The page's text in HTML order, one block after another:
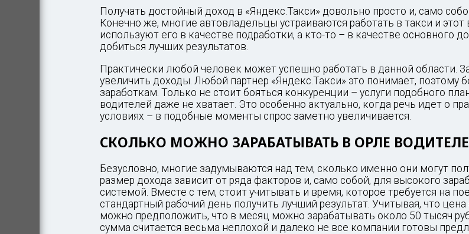
Получать достойный доход в «Яндекс.Такси» довольно просто и, само
Конечно же, многие автовладельцы устраиваются работать в такси и
используют его в качестве подработки, а кто-то – в качестве основного
добиться лучших результатов.
Практически любой человек может успешно работать в данной области.
увеличить доходы. Любой партнер «Яндекс.Такси» это понимает,
заработкам. Только не стоит бояться конкуренции – услуги подобного
водителей даже не хватает. Это особенно актуально, когда речь идет о
условиях – в подобные моменты спрос заметно увеличивается.
СКОЛЬКО МОЖНО ЗАРАБАТЫВАТЬ В ОРЛЕ
Безусловно, многие задумываются над тем, сколько именно они могут
размер дохода зависит от ряда факторов и, само собой, для высокого
системой. Вместе с тем, стоит учитывать и время, которое требуется на
стандартный рабочий день получить лучший результат. Учитывая, что
можно предположить, что в месяц можно зарабатывать около 50 тысяч
сумма считается весьма неплохой и далеко не все компании готовы